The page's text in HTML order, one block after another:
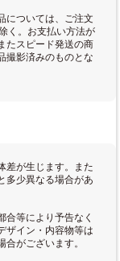
については、ご注文
く。お支払い方法が
たスピード発送の商
撮影済みのものとな
差が生じます。また
多少異なる場合があ
等により予告なく
ザイン・内容物等は
がございます。